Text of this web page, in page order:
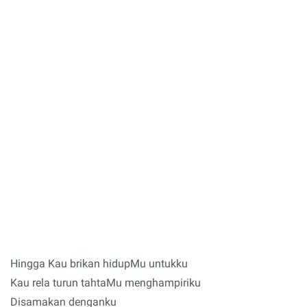
Hingga Kau brikan hidupMu untukku
Kau rela turun tahtaMu menghampiriku
Disamakan denganku